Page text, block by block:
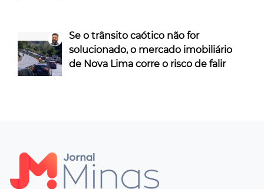
Se o trânsito caótico não for
solucionado, o mercado imobiliário
de Nova Lima corre o risco de falir